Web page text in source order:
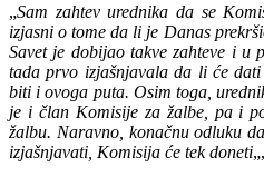
„Sam zahtev urednika da se
izjasni o tome da li je Danas
Savet je dobijao takve zahteve i u
tada prvo izjašnjavala da li će
biti i ovoga puta. Osim toga,
je i član Komisije za žalbe, pa i
žalbu. Naravno, konačnu odluku
izjašnjavati, Komisija će tek doneti„,